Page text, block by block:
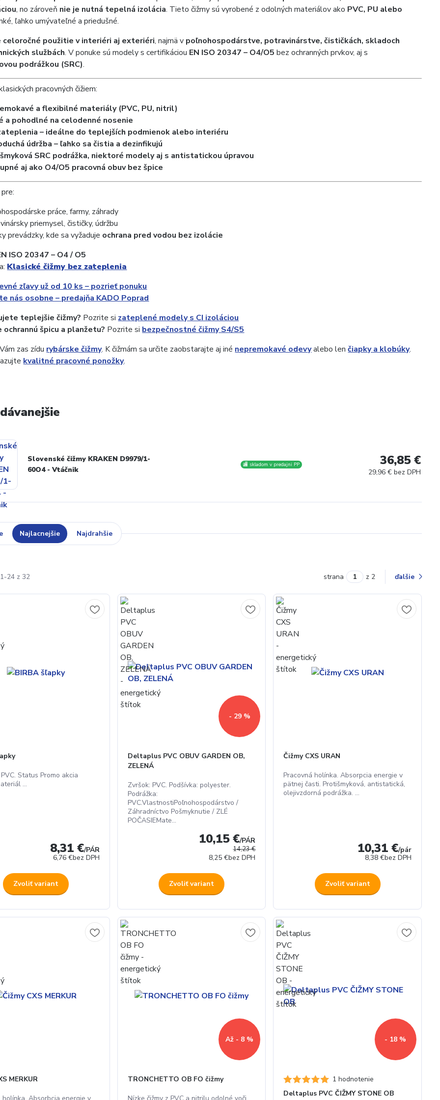
, no zároveň nie je nutná tepelná izolácia. Tieto čižmy sú vyrobené z odolných materiálov ako PVC, PU alebo
ľahko umývateľné a priedušné.
celoročné použitie v interiéri aj exteriéri, najmä v poľnohospodárstve, potravinárstve, čističkách, skladoch
službách. V ponuke sú modely s certifikáciou EN ISO 20347 – O4/O5 bez ochranných prvkov, aj s
podrážkou (SRC).
pracovných čižiem:
a flexibilné materiály (PVC, PU, nitril)
a pohodlné na celodenné nosenie
– ideálne do teplejších podmienok alebo interiéru
údržba – ľahko sa čistia a dezinfikujú
SRC podrážka, niektoré modely aj s antistatickou úpravou
aj ako O4/O5 pracovná obuv bez špice
práce, farmy, záhrady
priemysel, čističky, údržbu
prevádzky, kde sa vyžaduje ochrana pred vodou bez izolácie
ISO 20347 – O4 / O5
Klasické čižmy bez zateplenia
zľavy už od 10 ks – pozrieť ponuku
nás osobne – predajňa KADO Poprad
teplejšie čižmy? Pozrite si zateplené modely s CI izoláciou
špicu a planžetu? Pozrite si bezpečnostné čižmy S4/S5
zas zídu rybárske čižmy. K čižmám sa určite zaobstarajte aj iné nepremokavé odevyalebo lenčiapky a klobúky.
kvalitné pracovné ponožky.
Slovenské čižmy KRAKEN D9979/1-
60O4 - Vtáčnik
🏬 skladom v predajni PP 36,85 €
29,96 € bez DPH
Najlacnejšie Najdrahšie
24 z 32 strana z 2 ďalšie
Status Promo akcia
...
8,31 €/PÁR
6,76 €bez DPH
Zvoliť variant
- 29 %
Deltaplus PVC OBUV GARDEN OB,
ZELENÁ
Zvršok: PVC. Podšívka: polyester.
Podrážka:
PVC.VlastnostiPoľnohospodárstvo /
Záhradníctvo Pošmyknutie / ZLÉ
POČASIEMate...
14,23 €
10,15 €/PÁR
8,25 €bez DPH
Zvoliť variant
Čižmy CXS URAN
Pracovná holínka. Absorpcia energie v
pätnej časti. Protišmyková, antistatická,
olejivzdorná podrážka. ...
10,31 €/pár
8,38 €bez DPH
Zvoliť variant
MERKUR
Až - 8 %
TRONCHETTO OB FO čižmy
- 18 %
1 hodnotenie
Deltaplus PVC ČIŽMY STONE OB